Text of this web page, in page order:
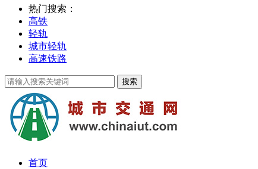
热门搜索：
高铁
轻轨
城市轻轨
高速铁路
首页